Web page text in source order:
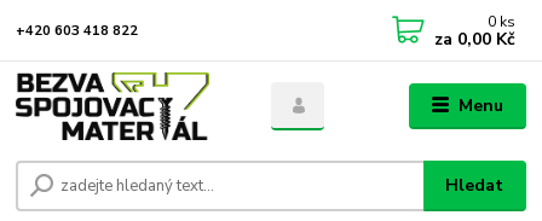
Menu
Hledat
+420 603 418 822 0 ks
za 0,00 Kč